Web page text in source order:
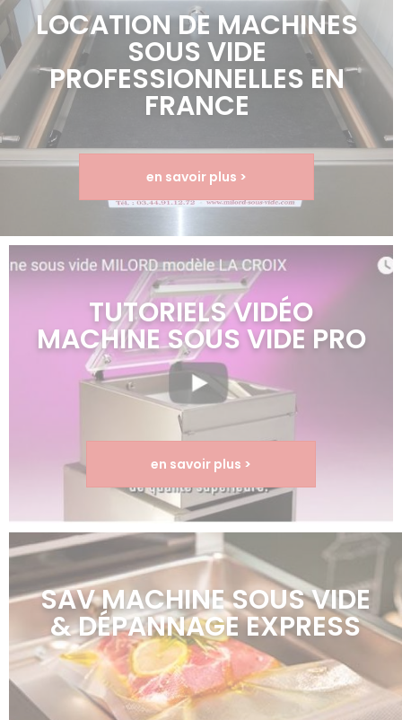
LOCATION DE MACHINES
SOUS VIDE
PROFESSIONNELLES EN
FRANCE
en savoir plus >
TUTORIELS VIDÉO
MACHINE SOUS VIDE PRO
en savoir plus >
SAV MACHINE SOUS VIDE
& DÉPANNAGE EXPRESS